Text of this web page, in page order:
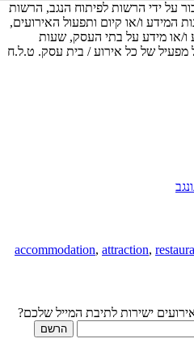
על ידי הרשות לפיתוח הנגב, הרשות
המידע ו/או קיום ותפעול האירועים,
ו/או מידע על בתי העסק, שעות
מפעיל של כל אירוע / בית עסק. ט.ל.ח
accommodation, attraction,
ישירות לתיבת המייל שלכם?